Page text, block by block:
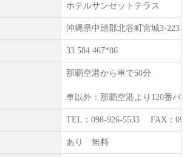
ホテルサンセットテラス
沖縄県中頭郡北谷町宮城3-223
33 584 467*86
那覇空港から車で50分
車以外：那覇空港より120番バ
TEL：098-926-5533 FAX：
あり 無料